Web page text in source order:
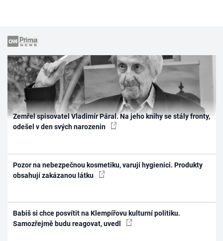
Zemřel spisovatel Vladimír Páral. Na jeho knihy se stály fronty,
odešel v den svých narozenin
Pozor na nebezpečnou kosmetiku, varují hygienici. Produkty
obsahují zakázanou látku
Babiš si chce posvítit na Klempířovu kulturní politiku.
Samozřejmě budu reagovat, uvedl